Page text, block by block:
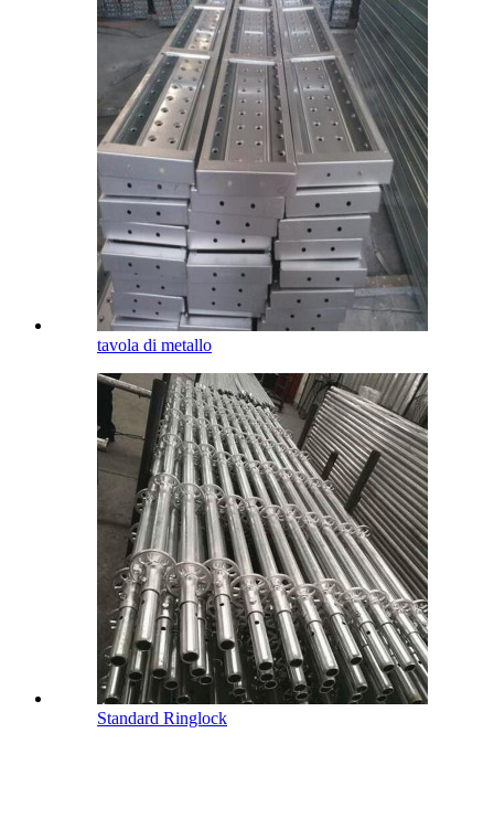
tavola di metallo
Standard Ringlock